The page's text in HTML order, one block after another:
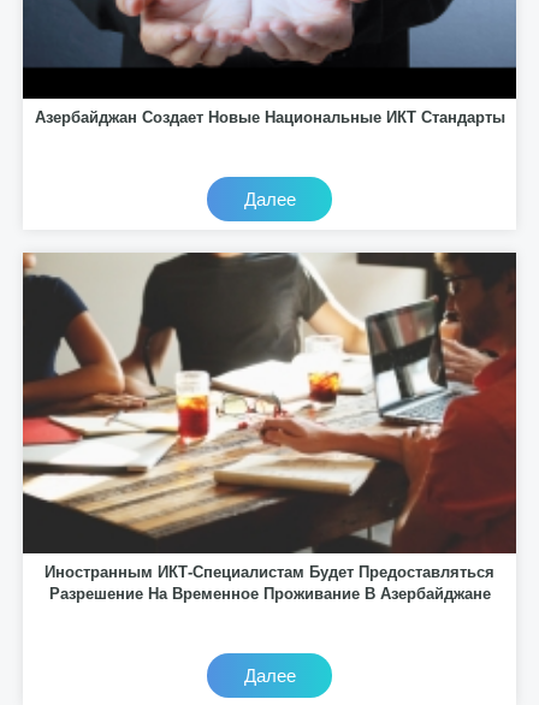
Азербайджан Создает Новые Национальные ИКТ Стандарты
Далее
Иностранным ИКТ-Специалистам Будет Предоставляться
Разрешение На Временное Проживание В Азербайджане
Далее